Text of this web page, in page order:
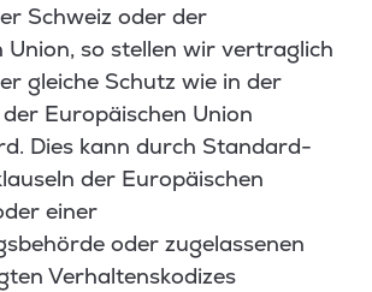
Schweiz oder der
Union, so stellen wir vertraglich
gleiche Schutz wie in der
Europäischen Union
Dies kann durch Standard-
der Europäischen
einer
oder zugelassenen
Verhaltenskodizes